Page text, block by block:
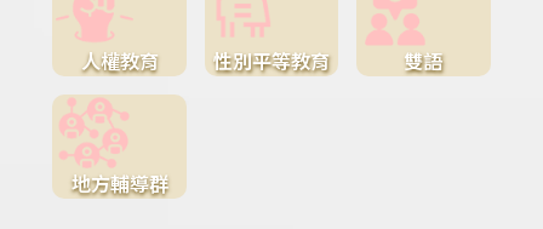
人權教育 性別平等教育 雙語
地方輔導群